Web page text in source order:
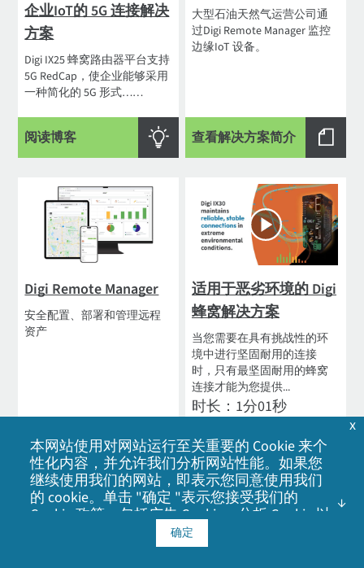
企业IoT的 5G 连接解决
方案
Digi IX25 蜂窝路由器平台支持
5G RedCap，使企业能够采用
一种简化的 5G 形式……
阅读博客
大型石油天然气运营公司通
过Digi Remote Manager 监控
边缘IoT 设备。
查看解决方案简介
Digi Remote Manager
安全配置、部署和管理远程
资产
查看产品
适用于恶劣环境的 Digi
蜂窝解决方案
当您需要在具有挑战性的环
境中进行坚固耐用的连接
时，只有最坚固耐用的蜂窝
连接才能为您提供...
时长：1分01秒
观看视频
本网站使用对网站运行至关重要的 Cookie 来个
性化内容，并允许我们分析网站性能。如果您
继续使用我们的网站，即表示您同意使用我们
的 cookie。单击 "确定 "表示您接受我们的
Cookie 政策 ，包括广告 Cookie、分析 Cookie 以
及与社交媒体、广告和分析合作伙伴共享信
确定
x